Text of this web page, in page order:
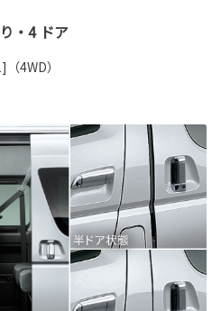
・4 ドア
4WD）